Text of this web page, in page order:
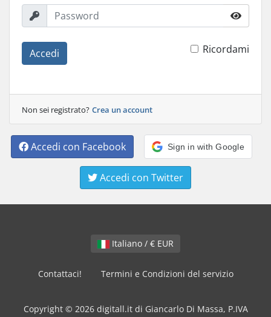
Accedi Ricordami
Non sei registrato? Crea un account
Accedi con Facebook Sign in with Google
Accedi con Twitter
Italiano / € EUR
Contattaci! Termini e Condizioni del servizio
Copyright © 2026 digitall.it di Giancarlo Di Massa, P.IVA